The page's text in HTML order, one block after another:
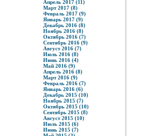
Апрель 2017 (11)
Март 2017 (8)
Февраль 2017 (9)
Январь 2017 (9)
Декабрь 2016 (8)
Ноябрь 2016 (8)
Октябрь 2016 (7)
Сентябрь 2016 (9)
Август 2016 (7)
Июль 2016 (8)
Июнь 2016 (4)
Май 2016 (9)
Апрель 2016 (8)
Март 2016 (9)
Февраль 2016 (7)
Январь 2016 (6)
Декабрь 2015 (10)
Ноябрь 2015 (7)
Октябрь 2015 (10)
Сентябрь 2015 (8)
Август 2015 (10)
Июль 2015 (6)
Июнь 2015 (7)